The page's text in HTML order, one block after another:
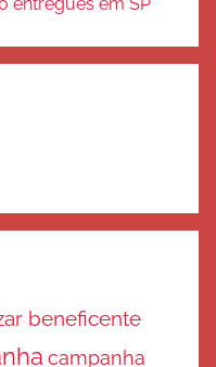
entregues em SP
beneficente
campanha